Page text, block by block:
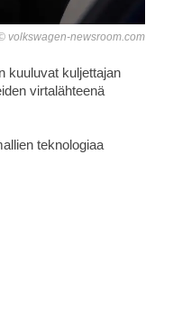
volkswagen-newsroom.com
kuuluvat kuljettajan
virtalähteenä
teknologiaa